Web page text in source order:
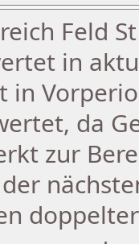
Feld
in
in
da
zur